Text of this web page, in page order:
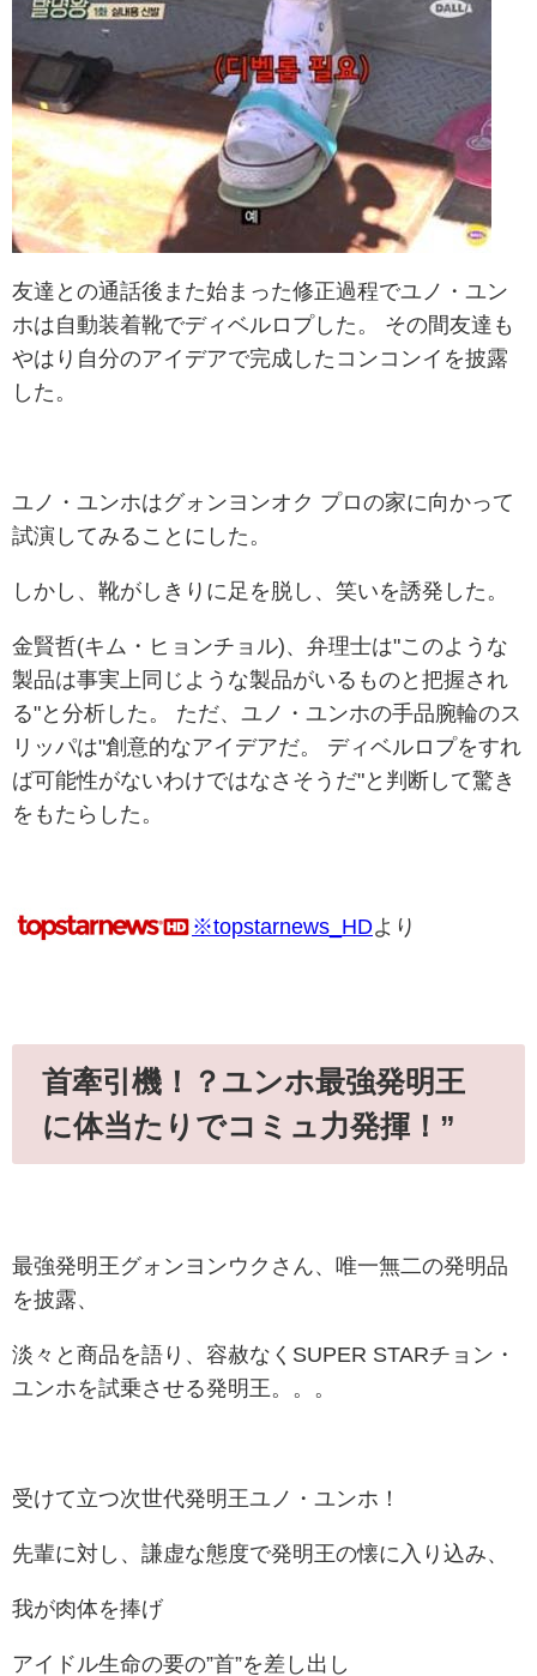
友達との通話後また始まった修正過程でユノ・ユン
ホは自動装着靴でディベルロプした。 その間友達も
やはり自分のアイデアで完成したコンコンイを披露
した。
ユノ・ユンホはグォンヨンオク プロの家に向かって
試演してみることにした。
しかし、靴がしきりに足を脱し、笑いを誘発した。
金賢哲(キム・ヒョンチョル)、弁理士は"このような
製品は事実上同じような製品がいるものと把握され
る"と分析した。 ただ、ユノ・ユンホの手品腕輪のス
リッパは"創意的なアイデアだ。 ディベルロプをすれ
ば可能性がないわけではなさそうだ"と判断して驚き
をもたらした。
※topstarnews_HDより
首牽引機！？ユンホ最強発明王
に体当たりでコミュ力発揮！”
最強発明王グォンヨンウクさん、唯一無二の発明品
を披露、
淡々と商品を語り、容赦なくSUPER STARチョン・
ユンホを試乗させる発明王。。。
受けて立つ次世代発明王ユノ・ユンホ！
先輩に対し、謙虚な態度で発明王の懐に入り込み、
我が肉体を捧げ
アイドル生命の要の”首”を差し出し